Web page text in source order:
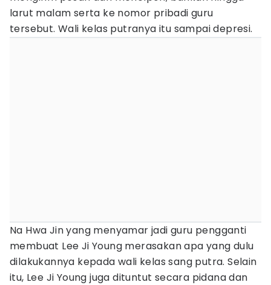
larut malam serta ke nomor pribadi guru
tersebut. Wali kelas putranya itu sampai depresi.
Na Hwa Jin yang menyamar jadi guru pengganti
membuat Lee Ji Young merasakan apa yang dulu
dilakukannya kepada wali kelas sang putra. Selain
itu, Lee Ji Young juga dituntut secara pidana dan